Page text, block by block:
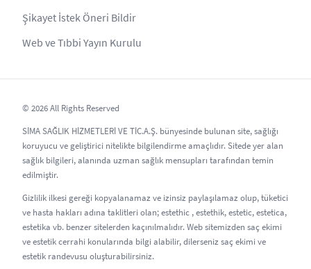
Şikayet İstek Öneri Bildir
Web ve Tıbbi Yayın Kurulu
© 2026 All Rights Reserved
SİMA SAĞLIK HİZMETLERİ VE TİC.A.Ş. bünyesinde bulunan site, sağlığı
koruyucu ve geliştirici nitelikte bilgilendirme amaçlıdır. Sitede yer alan
sağlık bilgileri, alanında uzman sağlık mensupları tarafından temin
edilmiştir.
Gizlilik ilkesi gereği kopyalanamaz ve izinsiz paylaşılamaz olup, tüketici
ve hasta hakları adına taklitleri olan; estethic , estethik, estetic, estetica,
estetika vb. benzer sitelerden kaçınılmalıdır. Web sitemizden saç ekimi
ve estetik cerrahi konularında bilgi alabilir, dilerseniz saç ekimi ve
estetik randevusu oluşturabilirsiniz.